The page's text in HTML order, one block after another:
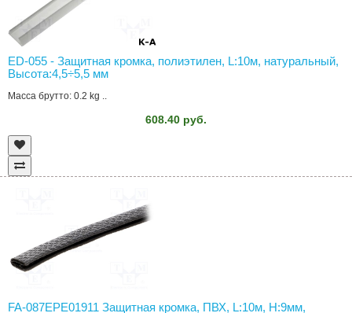
ED-055 - Защитная кромка, полиэтилен, L:10м, натуральный,
Высота:4,5÷5,5 мм
Масса брутто: 0.2 kg ..
608.40 руб.
FA-087EPE01911 Защитная кромка, ПВХ, L:10м, H:9мм,